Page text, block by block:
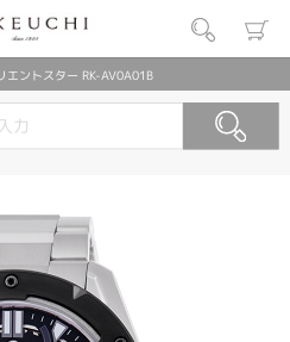
エントスター RK-AV0A01B